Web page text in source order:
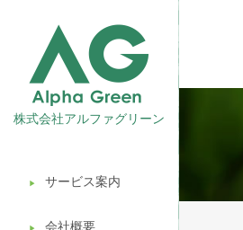
株式会社アルファグリーン
▶︎ サービス案内
会社概要
観葉植物レンタル